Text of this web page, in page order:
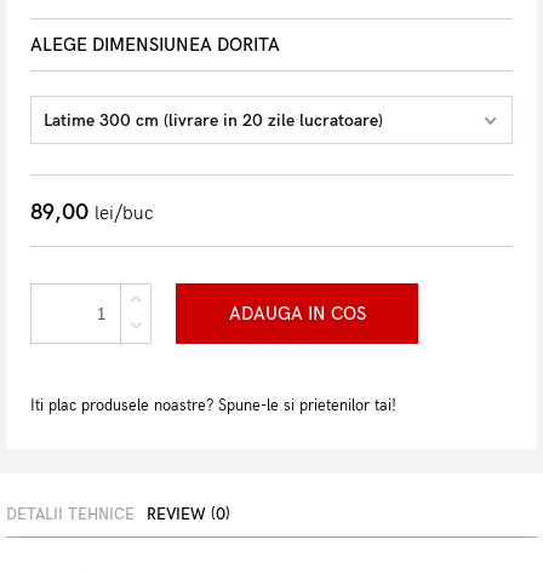
ALEGE DIMENSIUNEA DORITA
Latime 300 cm (livrare in 20 zile lucratoare)
89,00 lei/buc
ADAUGA IN COS
Iti plac produsele noastre? Spune-le si prietenilor tai!
DETALII TEHNICE REVIEW (0)